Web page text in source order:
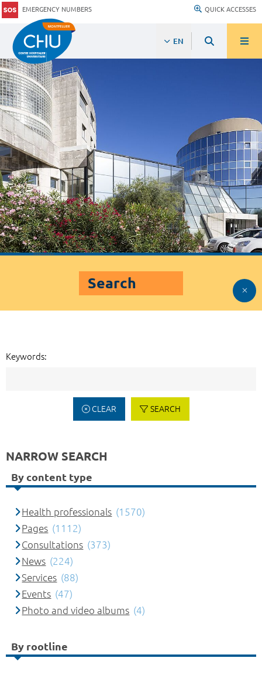
EMERGENCY NUMBERS QUICK ACCESSES
EN
Search
Keywords:
CLEAR SEARCH
NARROW SEARCH
By content type
Health professionals (1570)
Pages (1112)
Consultations (373)
News (224)
Services (88)
Events (47)
Photo and video albums (4)
By rootline